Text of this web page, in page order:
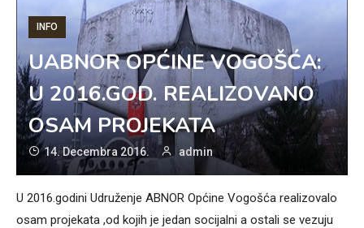
INFO
UABNOR OPĆINE VOGOŠĆA:
U 2016.GOD. REALIZOVANO
OSAM PROJEKATA
14. Decembra 2016. admin
U 2016.godini Udruženje ABNOR Općine Vogošća realizovalo
osam projekata ,od kojih je jedan socijalni a ostali se vezuju